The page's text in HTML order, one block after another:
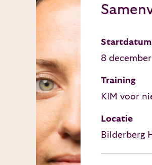
Startdatum
8
Training
KIM voor
Locatie
Bilderberg